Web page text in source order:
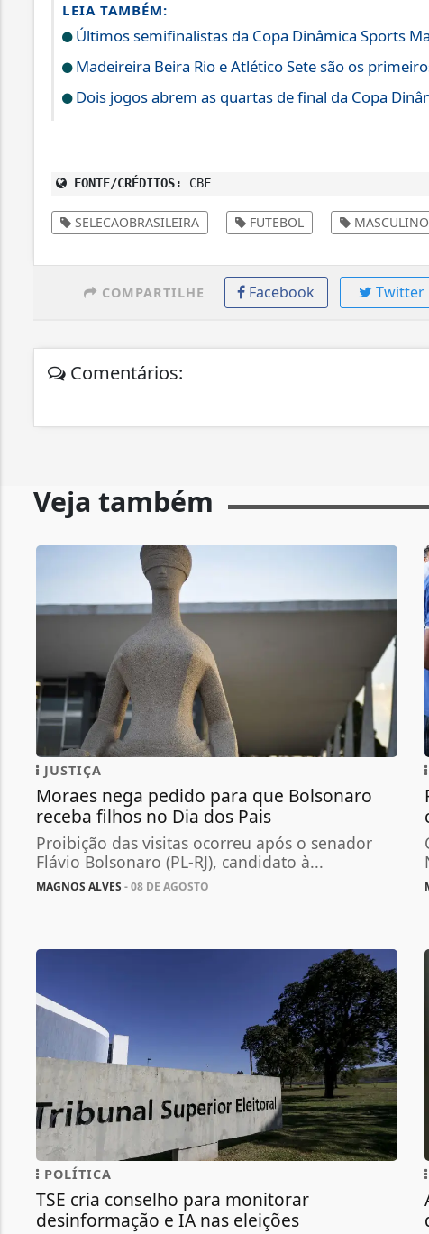
LEIA TAMBÉM:
Últimos semifinalistas da Copa Dinâmica Sports
Madeireira Beira Rio e Atlético Sete são os
Dois jogos abrem as quartas de final da Copa
FONTE/CRÉDITOS: CBF
SELECAOBRASILEIRA FUTEBOL MASCULINO
COMPARTILHE Facebook Twitter
Comentários:
Veja também
JUSTIÇA
Moraes nega pedido para que Bolsonaro
receba filhos no Dia dos Pais
Proibição das visitas ocorreu após o senador
Flávio Bolsonaro (PL-RJ), candidato à...
MAGNOS ALVES - 08 DE AGOSTO
POLÍTICA
TSE cria conselho para monitorar
desinformação e IA nas eleições